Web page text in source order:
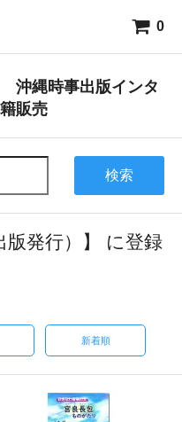
0
縄時事出版インタ
販売
検索
版発行）】 に登録
新着順